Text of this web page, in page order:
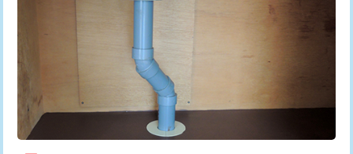
管・ポリ管・HT管使用/3ｍ超え)
排水管工事（土の掘削・埋め戻し作
11,000円~
排水管工事（排水管工事/3ｍまで） 55,000円
排水管工事（追加 排水管工事/3ｍ超
33,000円
8,800円
止水・漏水調査・防水処理・清掃・修
理・調整・分解・加工など（軽作業）
11,000円
止水・漏水調査・防水処理・清掃・修